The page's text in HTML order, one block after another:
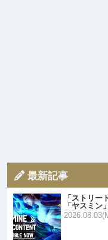
最新記事
「ストリ
「ヤスミ